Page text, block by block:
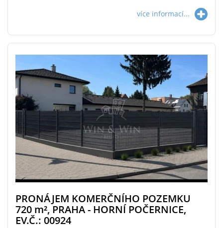
více informací...
PRONÁJEM KOMERČNÍHO POZEMKU
720 m², PRAHA - HORNÍ POČERNICE,
EV.Č.: 00924